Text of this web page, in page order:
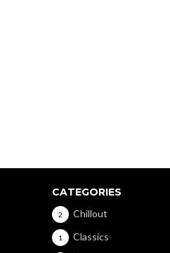
CATEGORIES
Chillout
2
Classics
1